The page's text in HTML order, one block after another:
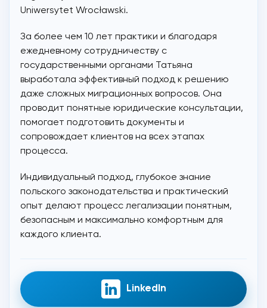
Uniwersytet Wrocławski.
За более чем 10 лет практики и благодаря
ежедневному сотрудничеству с
государственными органами Татьяна
выработала эффективный подход к решению
даже сложных миграционных вопросов. Она
проводит понятные юридические консультации,
помогает подготовить документы и
сопровождает клиентов на всех этапах
процесса.
Индивидуальный подход, глубокое знание
польского законодательства и практический
опыт делают процесс легализации понятным,
безопасным и максимально комфортным для
каждого клиента.
LinkedIn